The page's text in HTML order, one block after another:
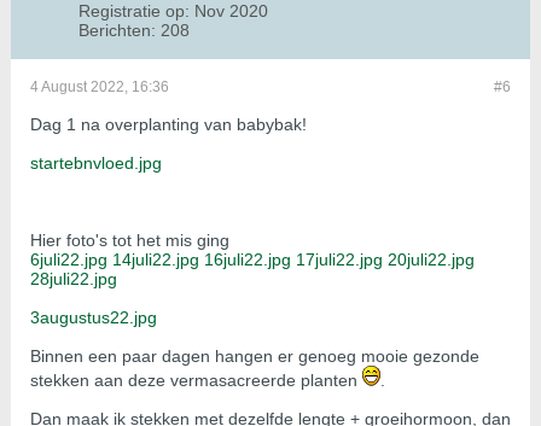
Registratie op: Nov 2020
Berichten: 208
#6
4 August 2022, 16:36
Dag 1 na overplanting van babybak!
startebnvloed.jpg
Hier foto's tot het mis ging
6juli22.jpg 14juli22.jpg 16juli22.jpg 17juli22.jpg 20juli22.jpg
28juli22.jpg
3augustus22.jpg
Binnen een paar dagen hangen er genoeg mooie gezonde
stekken aan deze vermasacreerde planten
Dan maak ik stekken met dezelfde lengte + groeihormoon, dan